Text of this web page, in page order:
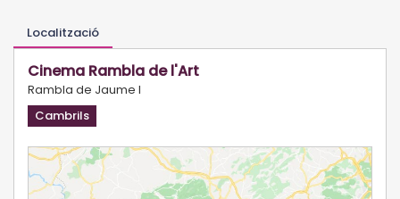
Localització
Cinema Rambla de l'Art
Rambla de Jaume I
Cambrils